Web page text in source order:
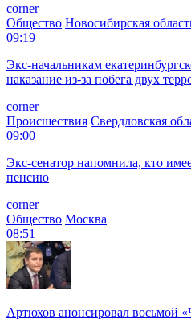
corner
Общество Новосибирская
09:19
Экс-начальникам
наказание из-за побега двух
corner
Происшествия Свердловская
09:00
Экс-сенатор напомнила, кто
пенсию
corner
Общество Москва
08:51
Артюхов анонсировал восьмой